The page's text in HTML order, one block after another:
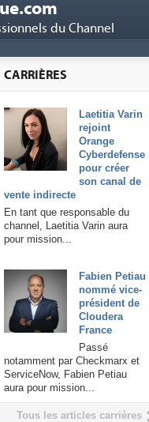
du Channel
CARRIÈRES
Laetitia Varin
rejoint
Orange
Cyberdefense
pour créer
son canal de
vente indirecte
En tant que responsable du
channel, Laetitia Varin aura
pour mission...
Fabien Petiau
nommé vice-
président de
Cloudera
France
Passé
notamment par Checkmarx et
ServiceNow, Fabien Petiau
aura pour mission...
Tous les articles carrières